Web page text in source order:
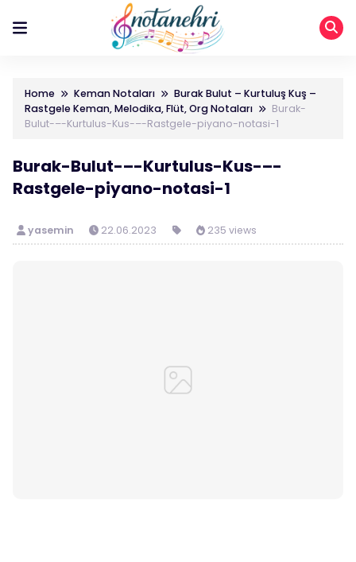
Home Keman Notaları
Burak Bulut – Kurtuluş Kuş –
Rastgele Keman, Melodika, Flüt, Org Notaları
Burak-
Bulut-–-Kurtulus-Kus-–-Rastgele-piyano-notasi-1
Burak-Bulut-–-Kurtulus-Kus-–-
Rastgele-piyano-notasi-1
yasemin 22.06.2023 235 views